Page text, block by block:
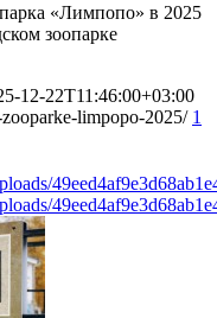
«Лимпопо» в 2025
зоопарке
12-22T11:46:00+03:00
limpopo-2025/ 1